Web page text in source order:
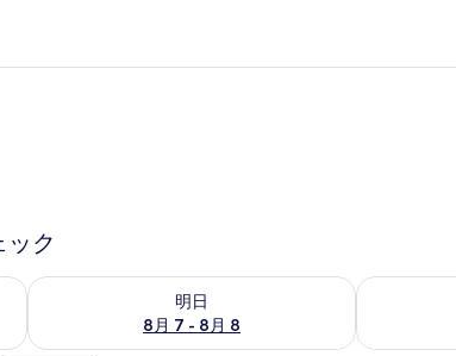
ク
ク
明日
8月 7 - 8月 8
明日 8月 7 - 8月 8 の空室状況をチェック今週末 8月